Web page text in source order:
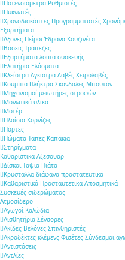
Ποτενσιόμετρα-Ρυθμιστές
Πυκνωτές
Χρονοδιακόπτες-Προγραμματιστές-
Εξαρτήματα
Άξονες-Πείροι-Έδρανα-Κουζινέτα
Βάσεις-Τράπεζες
Εξαρτήματα λοιπά συσκευής
Ελατήρια-Ελάσματα
Κλείστρα-Άγκιστρα-Λαβές-Χειρολαβές
Κουμπιά-Πλήκτρα-Σκανδάλες-Μπουτόν
Μηχανισμοί μειωτήρες στροφών
Μονωτικά υλικά
Μοτέρ
Πλαίσια-Κορνίζες
Πόρτες
Πώματα-Τάπες-Καπάκια
Στηρίγματα
Καθαριστικά-Αξεσουάρ
Δίσκοι-Ταψιά-Πιάτα
Κρύσταλλα διάφανα προστατευτικά
Καθαριστικά-Προσταυτετικά-Αποσμητικά
Συσκευές σιδερώματος
Ατμοσίδερο
Αγωγοί-Καλώδια
Αισθητήρια-Σένσορες
Ακίδες-Βελόνες-Σπινθηριστές
Ακροδέκτες κλέμενς-Φισέτες-Σύνδεσμοι
Αντιστάσεις
Αντλίες